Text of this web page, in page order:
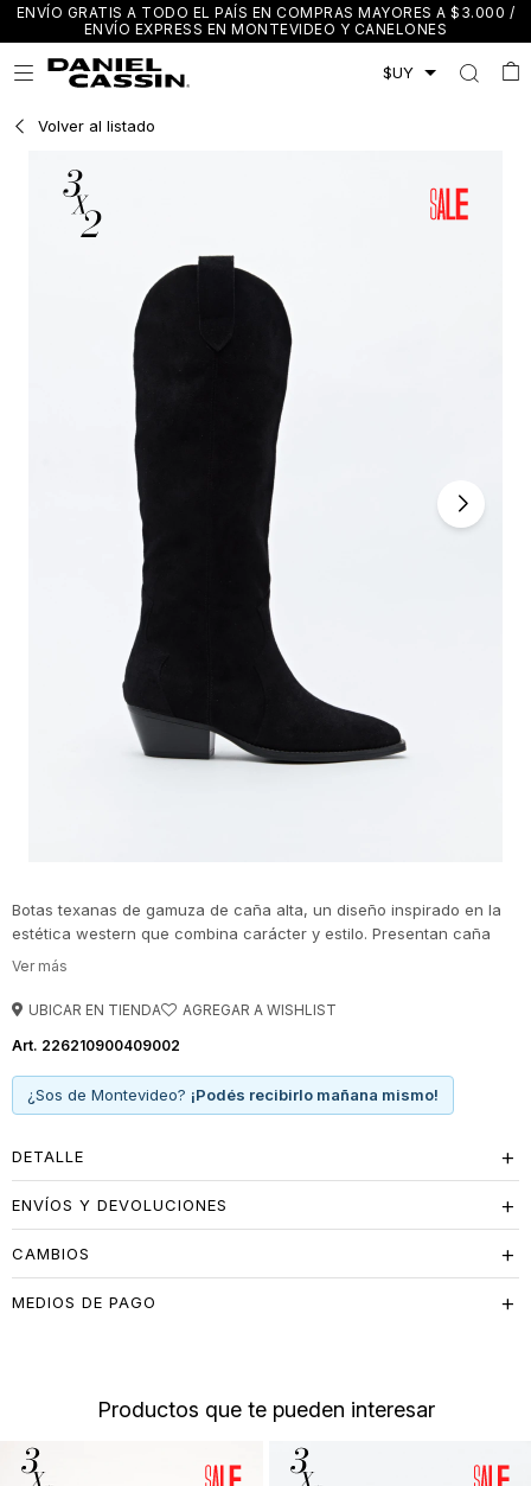
ENVÍO GRATIS A TODO EL PAÍS EN COMPRAS MAYORES A $3.000 /
ENVÍO EXPRESS EN MONTEVIDEO Y CANELONES

Volver al listado
Botas texanas de gamuza de caña alta, un diseño inspirado en la
estética western que combina carácter y estilo. Presentan caña
amplia con costuras decorativas y tirador superior que facilita el
comodidad para el uso diario. Una opción ideal para sumar
UBICAR EN TIENDA
226210900409002
¿Sos de Montevideo? ¡Podés recibirlo mañana mismo!
DETALLE
ENVÍOS Y DEVOLUCIONES
CAMBIOS
MEDIOS DE PAGO
Productos que te pueden interesar